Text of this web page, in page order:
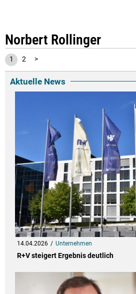
Norbert Rollinger
1 2 >
Aktuelle News
14.04.2026 Unternehmen
R+V steigert Ergebnis deutlich